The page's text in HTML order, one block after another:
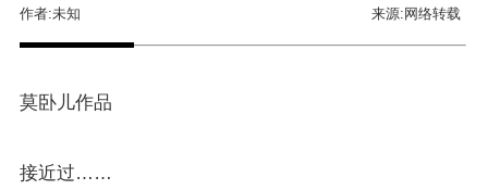
作者:未知 来源:网络转载
莫卧儿作品
接近过……